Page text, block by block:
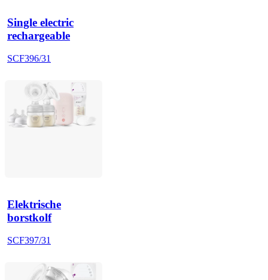
Single electric
rechargeable
SCF396/31
Elektrische
borstkolf
SCF397/31